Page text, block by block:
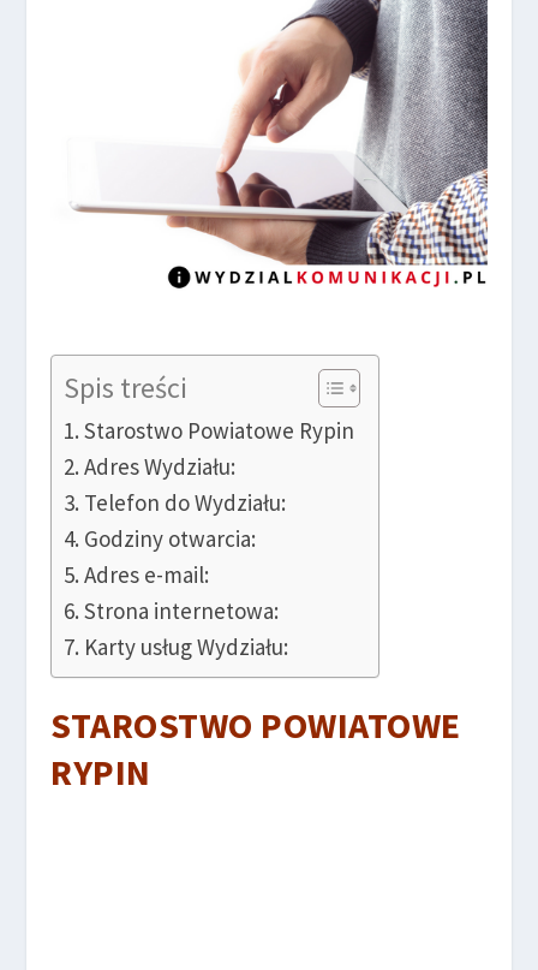
Spis treści
Starostwo Powiatowe Rypin
Adres Wydziału:
Telefon do Wydziału:
Godziny otwarcia:
Adres e-mail:
Strona internetowa:
Karty usług Wydziału:
STAROSTWO POWIATOWE
RYPIN